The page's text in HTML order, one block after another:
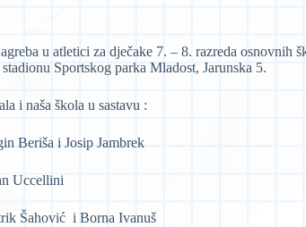
u atletici za dječake 7. – 8. razreda osnovnih
Sportskog parka Mladost, Jarunska 5.
i naša škola u sastavu :
Beriša i Josip Jambrek
Uccellini
Šahović i Borna Ivanuš